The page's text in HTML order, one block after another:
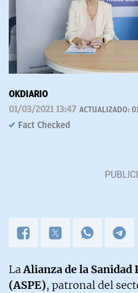
OKDIARIO
01/03/2021 13:47 ACTUALIZADO:
Fact Checked
La Alianza de la Sanidad
(ASPE), patronal del